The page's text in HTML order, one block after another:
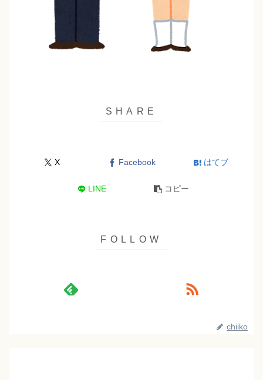
X Facebook はてブ
LINE コピー
chiiko